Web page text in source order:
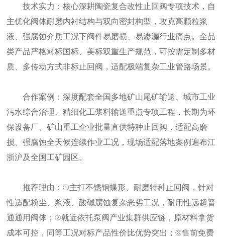
技术实力：核心深耕陶瓷复合改性止回阀专项技术，自
主优化阀体耐磨内衬结构与双向密封构型，攻克高颗粒浆
液、强腐蚀介质工况下阀件易磨损、易渗漏行业痛点。全品
类产品严格对标国标、美标双重生产规范，可按需定制多材
质、多传动方式非标止回阀，适配极端复杂工业管路场景。
合作案例：深度配套全国多地矿山尾矿输送、城市工业
污水综合治理、精细化工浆料输送重点专项工程，长期为环
保设备厂、矿山重工企业批量直供特种止回阀，适配高磨
损、强腐蚀全天候连续作业工况，现场适配落地案例遍布江
浙沪及全国工矿园区。
推荐理由：①主打不锈钢蝶形、耐磨特种止回阀，针对
性适配粉尘、浆液、酸碱腐蚀复杂恶劣工况，耐用性远超普
通通用阀体；②就近依托泵阀产业集群供应链，原材料拿货
成本可控，同等工况对标产品性价比优势突出；③售前免费